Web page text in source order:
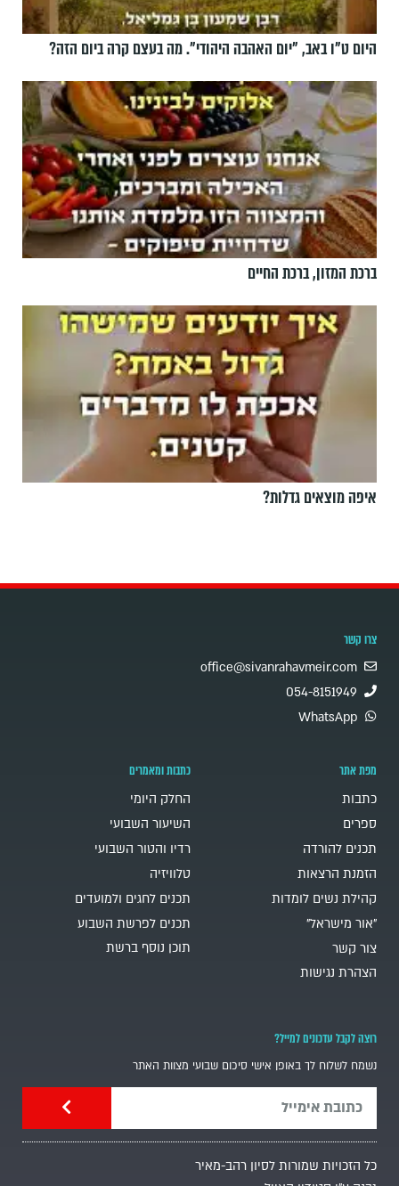
היום ט"ו באב, ”יום האהבה היהודי". מה בעצם קרה ביום הזה?
ברכת המזון, ברכת החיים
איפה מוצאים גדלות?
צרו קשר
office@sivanrahavmeir.com
054-8151949
WhatsApp
מפת אתר
כתבות
ספרים
תכנים להורדה
הזמנת הרצאות
קהילת נשים לומדות
"אור מישראל"
צור קשר
הצהרת נגישות
כתבות ומאמרים
החלק היומי
השיעור השבועי
רדיו והטור השבועי
טלוויזיה
תכנים לחגים ולמועדים
תכנים לפרשת השבוע
תוכן נוסף ברשת
רוצה לקבל עדכונים למייל?
נשמח לשלוח לך באופן אישי סיכום שבועי מצוות האתר
כל הזכויות שמורות לסיון רהב-מאיר